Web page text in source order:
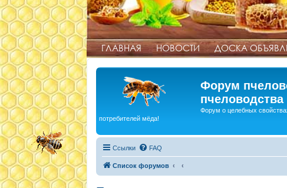
ГЛАВНАЯ НОВОСТИ ДОСКА
Форум
пчеловодства
Форум о целебных
потребителей мёда!
Ссылки FAQ
Список форумов